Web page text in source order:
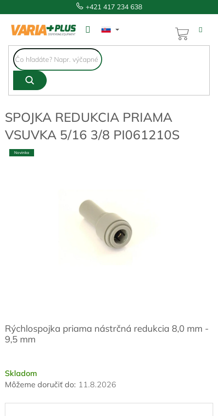
na
obsah
+421 417 234 638
KOŠÍK
SPOJKA REDUKCIA PRIAMA
VSUVKA 5/16 3/8 PI061210S
Novinka
Skladom
Môžeme doručiť do: 11.8.2026
Rýchlospojka priama nástrčná redukcia 8,0 mm -
9,5 mm